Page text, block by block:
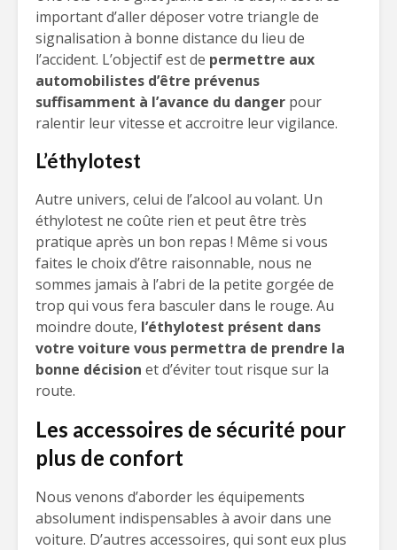
important d’aller déposer votre triangle de
signalisation à bonne distance du lieu de
l’accident. L’objectif est de permettre aux
automobilistes d’être prévenus
suffisamment à l’avance du danger pour
ralentir leur vitesse et accroitre leur vigilance.
L’éthylotest
Autre univers, celui de l’alcool au volant. Un
éthylotest ne coûte rien et peut être très
pratique après un bon repas ! Même si vous
faites le choix d’être raisonnable, nous ne
sommes jamais à l’abri de la petite gorgée de
trop qui vous fera basculer dans le rouge. Au
moindre doute, l’éthylotest présent dans
votre voiture vous permettra de prendre la
bonne décision et d’éviter tout risque sur la
route.
Les accessoires de sécurité pour
plus de confort
Nous venons d’aborder les équipements
absolument indispensables à avoir dans une
voiture. D’autres accessoires, qui sont eux plus